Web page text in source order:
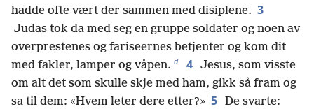
hadde ofte vært der sammen med disiplene. 3
Judas tok da med seg en gruppe soldater og noen av
overprestenes og fariseernes betjenter og kom dit
med fakler, lamper og våpen. d 4 Jesus, som visste
om alt det som skulle skje med ham, gikk så fram og
sa til dem: «Hvem leter dere etter?» 5 De svarte: